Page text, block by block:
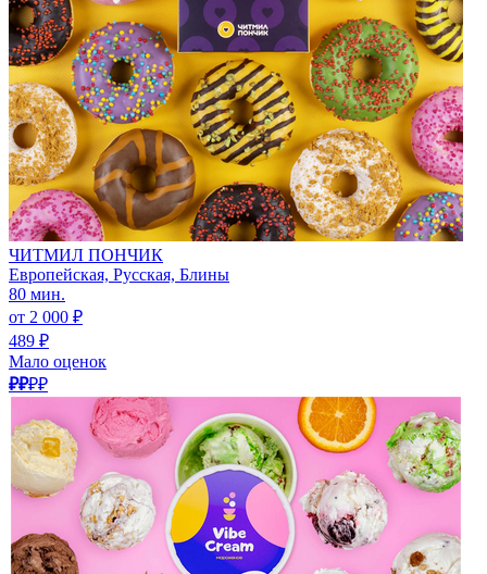
ЧИТМИЛ ПОНЧИК
Европейская, Русская, Блины
80 мин.
от 2 000 ₽
489 ₽
Мало оценок
₽₽₽₽